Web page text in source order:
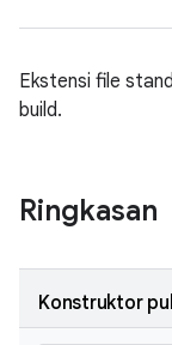
Ekstensi file
build.
Ringkasan
Konstruktor